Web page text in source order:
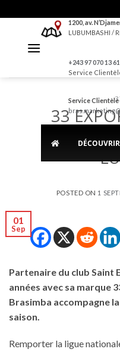
to
1200, av.
LUBUMBASHI /
+243 97 070 13 61
Service
Service Clientèle
DÉCOUVRIR
33
OFFICIEL
POSTED ON 1
01
Sep
Partenaire du club Saint
années avec sa marque
Brasimba accompagne
saison.
Remporter la ligue